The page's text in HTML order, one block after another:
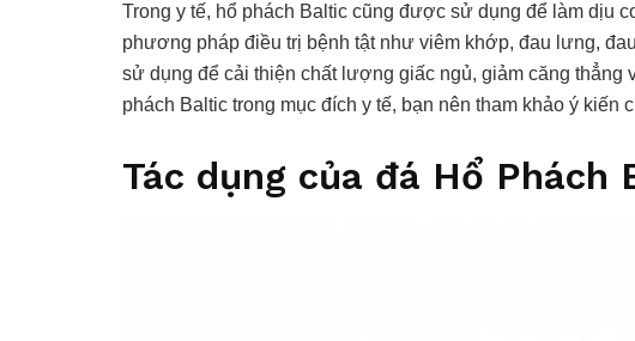
Trong y tế, hổ phách Baltic cũng được sử dụng để làm dịu
phương pháp điều trị bệnh tật như viêm khớp, đau lưng,
sử dụng để cải thiện chất lượng giấc ngủ, giảm căng thẳng
phách Baltic trong mục đích y tế, bạn nên tham khảo ý kiến
Tác dụng của đá Hổ Phách